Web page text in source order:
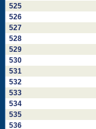
525
526
527
528
529
530
531
532
533
534
535
536